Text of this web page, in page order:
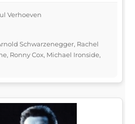
Verhoeven
Schwarzenegger, Rachel
Ronny Cox, Michael Ironside,